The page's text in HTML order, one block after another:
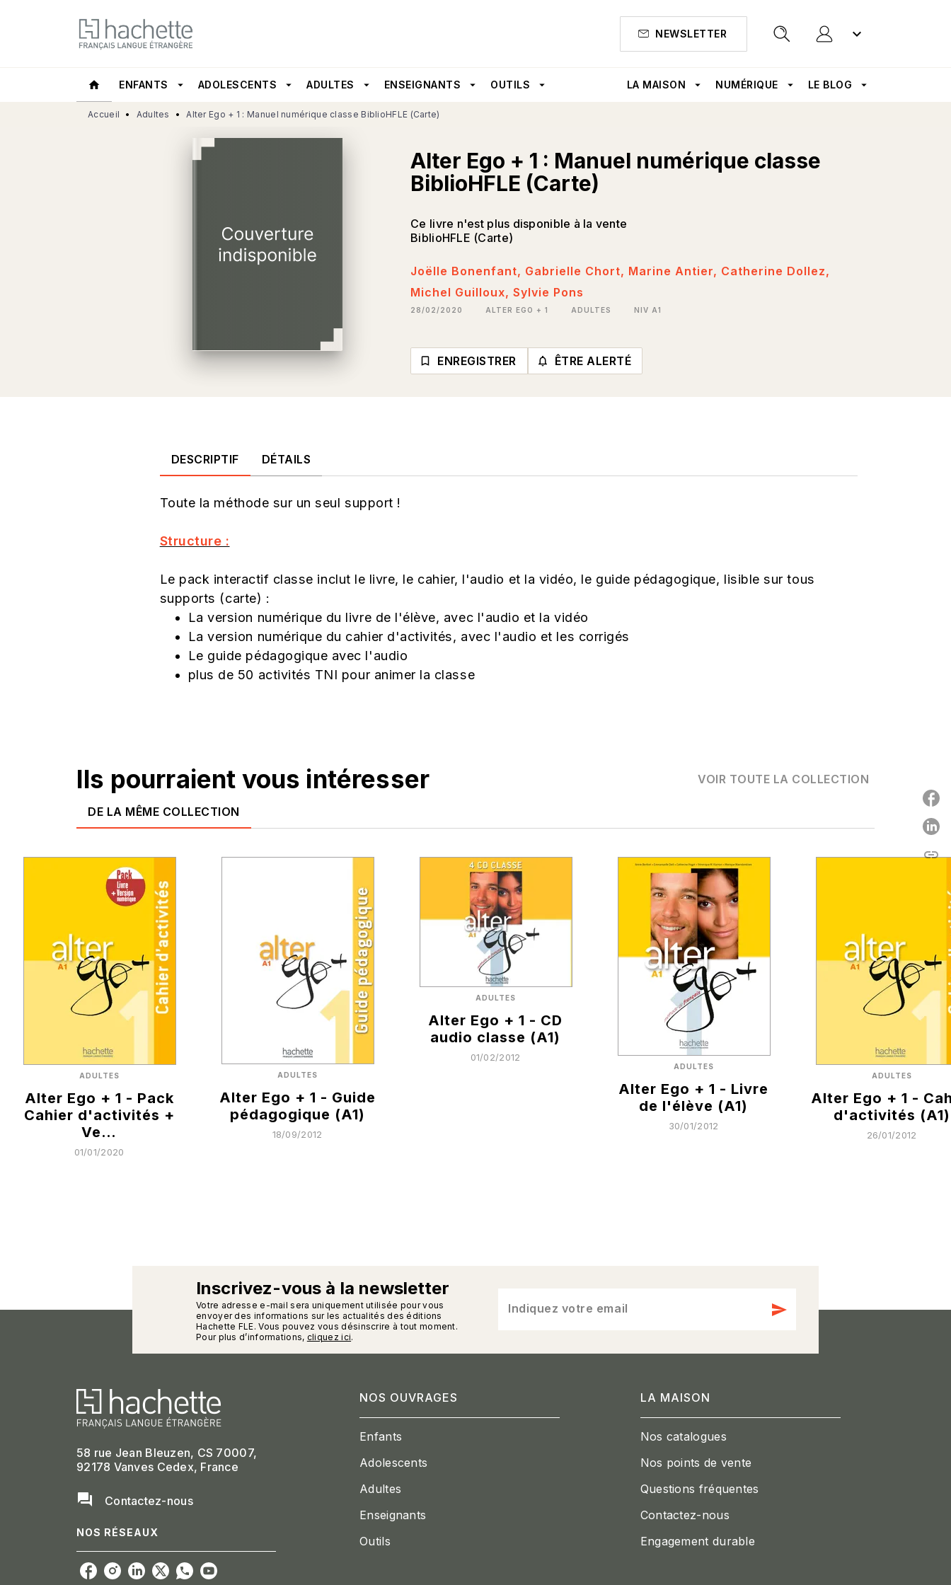
MENU RECHERCHE
NEWSLETTER keyboard_arrow_down
home ENFANTS arrow_drop_down ADOLESCENTS arrow_drop_down ADULTES arrow_drop_down ENSEIGNANTS arrow_drop_down OUTILS arrow_drop_down LA MAISON arrow_drop_down NUMÉRIQUE arrow_drop_down LE BLOG arrow_drop_down
Accueil • Adultes • Alter Ego + 1 : Manuel numérique classe BiblioHFLE (Carte)
Alter Ego + 1 : Manuel numérique classe
BiblioHFLE (Carte)
Ce livre n'est plus disponible à la vente
BiblioHFLE (Carte)
Joëlle Bonenfant, Gabrielle Chort, Marine Antier, Catherine Dollez,
Michel Guilloux,Sylvie Pons
28/02/2020 ALTER EGO + 1 ADULTES NIV A1
bookmark_border ENREGISTRER notifications_none_outlined
ÊTRE ALERTÉ
DESCRIPTIF DÉTAILS
Toute la méthode sur un seul support !
Structure :
Le pack interactif classe inclut le livre, le cahier, l'audio et la vidéo, le guide pédagogique, lisible sur tous
supports (carte) :
La version numérique du livre de l'élève, avec l'audio et la vidéo
La version numérique du cahier d'activités, avec l'audio et les corrigés
Le guide pédagogique avec l'audio
plus de 50 activités TNI pour animer la classe
Ils pourraient vous intéresser VOIR TOUTE LA COLLECTION
DE LA MÊME COLLECTION
ADULTES
Alter Ego + 1 - Pack
Cahier d'activités +
Ve…
01/01/2020
ADULTES
Alter Ego + 1 - Guide
pédagogique (A1)
18/09/2012
ADULTES
Alter Ego + 1 - CD
audio classe (A1)
01/02/2012
ADULTES
Alter Ego + 1 - Livre
de l'élève (A1)
30/01/2012
ADULTES
Alter Ego + 1 -
d'activités (A1)
26/01/2012
link
calmann_enveloppe
Inscrivez-vous à la newsletter
Votre adresse e-mail sera uniquement utilisée pour vous
envoyer des informations sur les actualités des éditions
Hachette FLE. Vous pouvez vous désinscrire à tout moment.
Pour plus d’informations, cliquez ici.
Indiquez votre email send
58 rue Jean Bleuzen, CS 70007,
92178 Vanves Cedex, France
question_answer Contactez-nous
NOS RÉSEAUX
NOS OUVRAGES
Enfants
Adolescents
Adultes
Enseignants
Outils
LA MAISON
Nos catalogues
Nos points de vente
Questions fréquentes
Contactez-nous
Engagement durable